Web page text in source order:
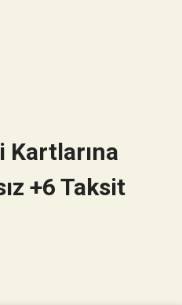
Kartlarına
+6 Taksit